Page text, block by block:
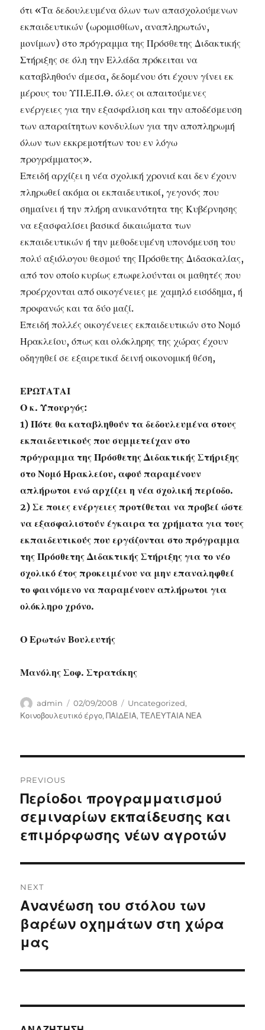
ότι «Τα δεδουλευμένα όλων των απασχολούμενων
εκπαιδευτικών (ωρομισθίων, αναπληρωτών,
μονίμων) στο πρόγραμμα της Πρόσθετης Διδακτικής
Στήριξης σε όλη την Ελλάδα πρόκειται να
καταβληθούν άμεσα, δεδομένου ότι έχουν γίνει εκ
μέρους του ΥΠ.Ε.Π.Θ. όλες οι απαιτούμενες
ενέργειες για την εξασφάλιση και την αποδέσμευση
των απαραίτητων κονδυλίων για την αποπληρωμή
όλων των εκκρεμοτήτων του εν λόγω
προγράμματος».
Επειδή αρχίζει η νέα σχολική χρονιά και δεν έχουν
πληρωθεί ακόμα οι εκπαιδευτικοί, γεγονός που
σημαίνει ή την πλήρη ανικανότητα της Κυβέρνησης
να εξασφαλίσει βασικά δικαιώματα των
εκπαιδευτικών ή την μεθοδευμένη υπονόμευση του
πολύ αξιόλογου θεσμού της Πρόσθετης Διδασκαλίας,
από τον οποίο κυρίως επωφελούνται οι μαθητές που
προέρχονται από οικογένειες με χαμηλό εισόδημα, ή
προφανώς και τα δύο μαζί.
Επειδή πολλές οικογένειες εκπαιδευτικών στο Νομό
Ηρακλείου, όπως και ολόκληρης της χώρας έχουν
οδηγηθεί σε εξαιρετικά δεινή οικονομική θέση,
ΕΡΩΤΑΤΑΙ
Ο κ. Υπουργός:
1) Πότε θα καταβληθούν τα δεδουλευμένα στους
εκπαιδευτικούς που συμμετείχαν στο
πρόγραμμα της Πρόσθετης Διδακτικής Στήριξης
στο Νομό Ηρακλείου, αφού παραμένουν
απλήρωτοι ενώ αρχίζει η νέα σχολική περίοδο.
2) Σε ποιες ενέργειες προτίθεται να προβεί ώστε
να εξασφαλιστούν έγκαιρα τα χρήματα για τους
εκπαιδευτικούς που εργάζονται στο πρόγραμμα
της Πρόσθετης Διδακτικής Στήριξης για το νέο
σχολικό έτος προκειμένου να μην επαναληφθεί
το φαινόμενο να παραμένουν απλήρωτοι για
ολόκληρο χρόνο.
Ο Ερωτών Βουλευτής
Μανόλης Σοφ. Στρατάκης
Author
admin
Posted
on
02/09/2008 Categories
Uncategorized,
Κοινοβουλευτικό έργο,ΠΑΙΔΕΙΑ,ΤΕΛΕΥΤΑΙΑ ΝΕΑ
navigation
PREVIOUS
Previous
post:
Περίοδοι προγραμματισμού
σεμιναρίων εκπαίδευσης και
επιμόρφωσης νέων αγροτών
NEXT
Next
post:
Ανανέωση του στόλου των
βαρέων οχημάτων στη χώρα
μας